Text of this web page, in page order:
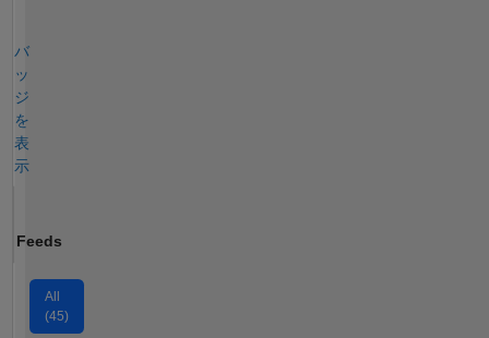
バ
ッ
ジ
を
表
示
Feeds
All
(45)